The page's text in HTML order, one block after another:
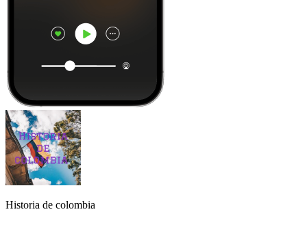
Historia de colombia